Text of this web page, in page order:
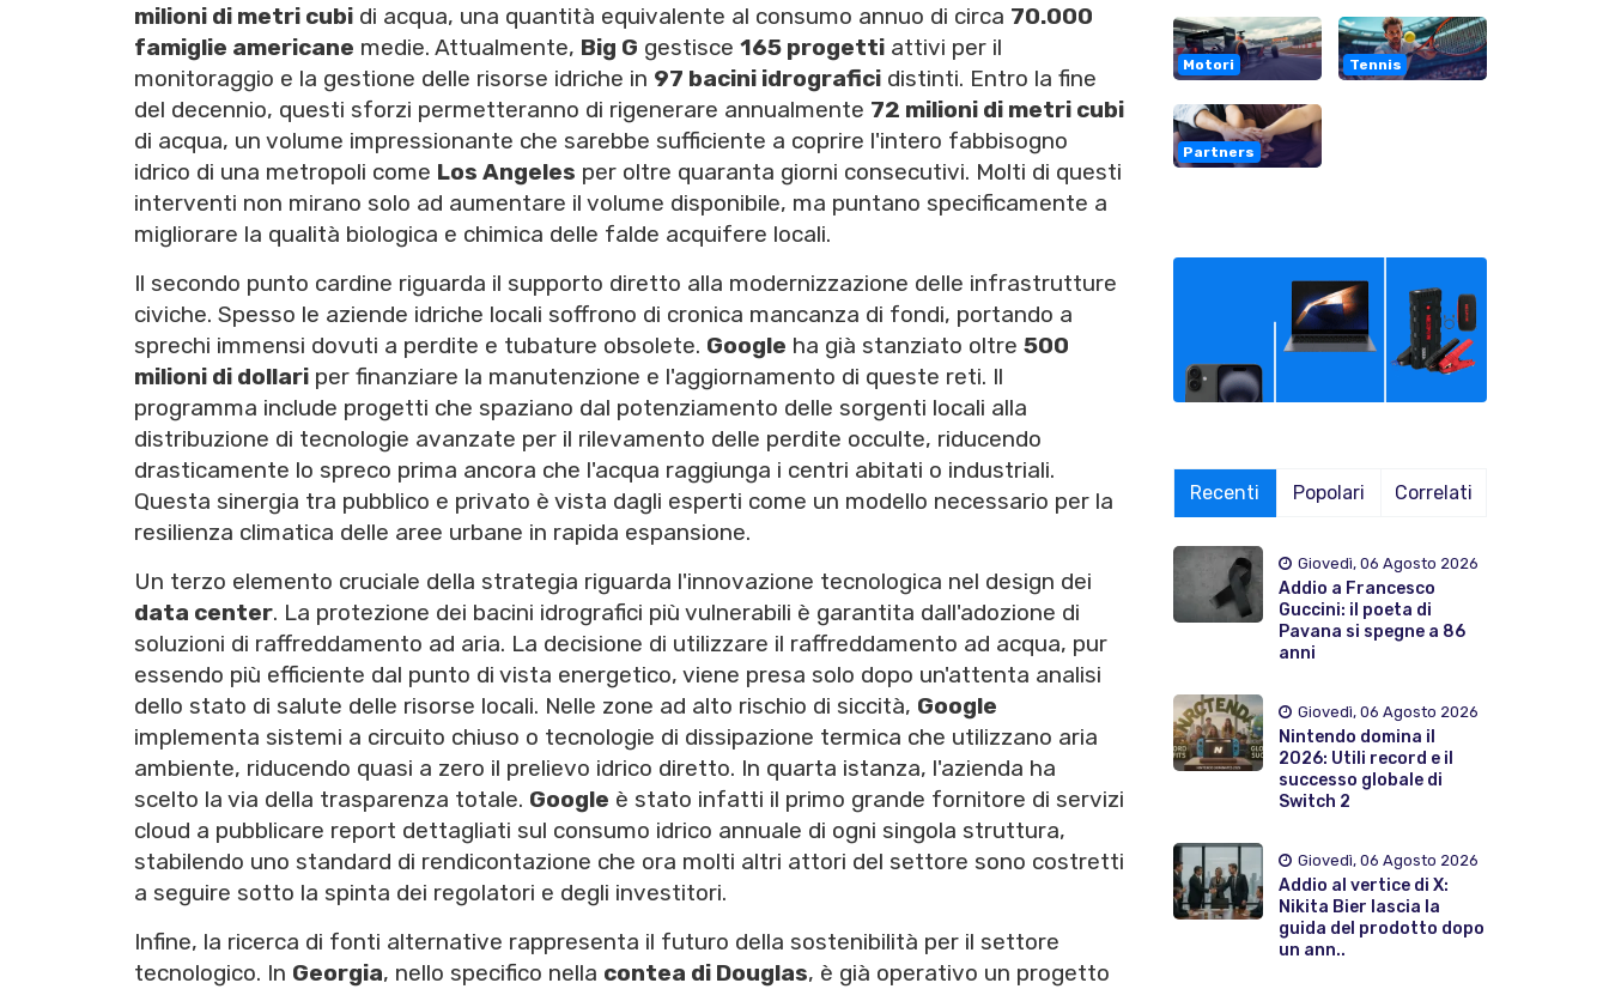
milioni di metri cubi di acqua, una quantità equivalente al consumo annuo di circa 70.000
famiglie americane medie. Attualmente, Big G gestisce 165 progetti attivi per il
monitoraggio e la gestione delle risorse idriche in 97 bacini idrografici distinti. Entro la fine
del decennio, questi sforzi permetteranno di rigenerare annualmente 72 milioni di metri cubi
di acqua, un volume impressionante che sarebbe sufficiente a coprire l'intero fabbisogno
idrico di una metropoli come Los Angeles per oltre quaranta giorni consecutivi. Molti di questi
interventi non mirano solo ad aumentare il volume disponibile, ma puntano specificamente a
migliorare la qualità biologica e chimica delle falde acquifere locali.
Il secondo punto cardine riguarda il supporto diretto alla modernizzazione delle infrastrutture
civiche. Spesso le aziende idriche locali soffrono di cronica mancanza di fondi, portando a
sprechi immensi dovuti a perdite e tubature obsolete. Google ha già stanziato oltre 500
milioni di dollari per finanziare la manutenzione e l'aggiornamento di queste reti. Il
programma include progetti che spaziano dal potenziamento delle sorgenti locali alla
distribuzione di tecnologie avanzate per il rilevamento delle perdite occulte, riducendo
drasticamente lo spreco prima ancora che l'acqua raggiunga i centri abitati o industriali.
Questa sinergia tra pubblico e privato è vista dagli esperti come un modello necessario per la
resilienza climatica delle aree urbane in rapida espansione.
Un terzo elemento cruciale della strategia riguarda l'innovazione tecnologica nel design dei
data center. La protezione dei bacini idrografici più vulnerabili è garantita dall'adozione di
soluzioni di raffreddamento ad aria. La decisione di utilizzare il raffreddamento ad acqua, pur
essendo più efficiente dal punto di vista energetico, viene presa solo dopo un'attenta analisi
dello stato di salute delle risorse locali. Nelle zone ad alto rischio di siccità, Google
implementa sistemi a circuito chiuso o tecnologie di dissipazione termica che utilizzano aria
ambiente, riducendo quasi a zero il prelievo idrico diretto. In quarta istanza, l'azienda ha
scelto la via della trasparenza totale. Google è stato infatti il primo grande fornitore di servizi
cloud a pubblicare report dettagliati sul consumo idrico annuale di ogni singola struttura,
stabilendo uno standard di rendicontazione che ora molti altri attori del settore sono costretti
a seguire sotto la spinta dei regolatori e degli investitori.
Infine, la ricerca di fonti alternative rappresenta il futuro della sostenibilità per il settore
tecnologico. In Georgia, nello specifico nella contea di Douglas, è già operativo un progetto
Motori Tennis
Partners
Recenti Popolari Correlati
Giovedì, 06 Agosto 2026
Addio a Francesco
Guccini: il poeta di
Pavana si spegne a 86
anni
Giovedì, 06 Agosto 2026
Nintendo domina il
2026: Utili record e il
successo globale di
Switch 2
Giovedì, 06 Agosto 2026
Addio al vertice di X:
Nikita Bier lascia la
guida del prodotto dopo
un ann..